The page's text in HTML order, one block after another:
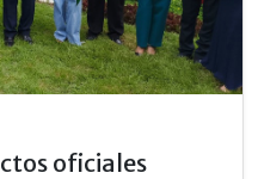
oficiales